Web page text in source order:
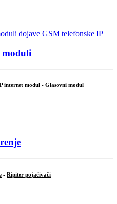
internet modul - Glasovni modul
- Ripiter pojačivači